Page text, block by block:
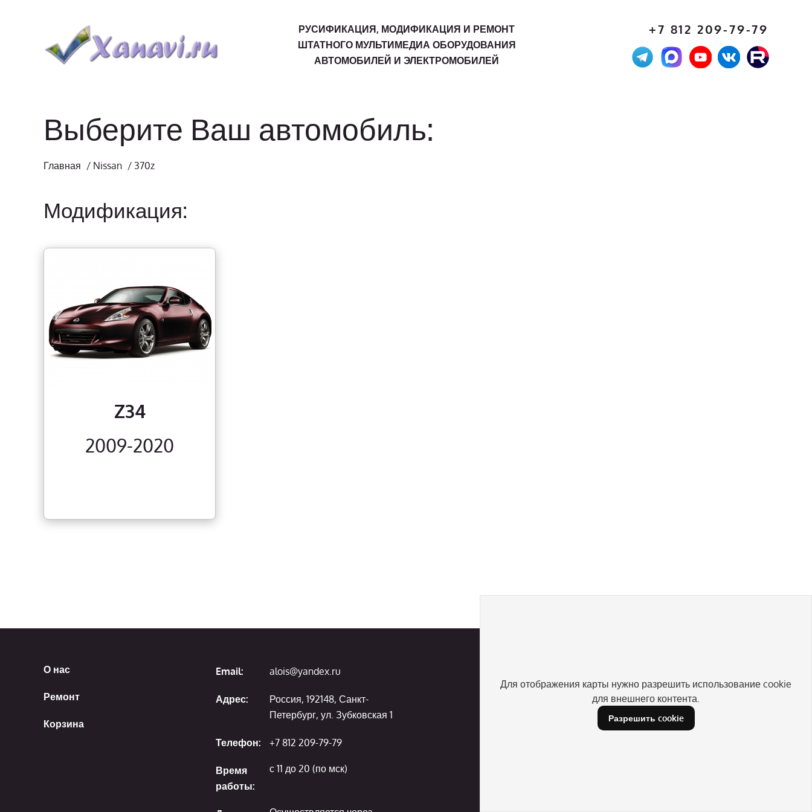
РУСИФИКАЦИЯ, МОДИФИКАЦИЯ И РЕМОНТ
ШТАТНОГО МУЛЬТИМЕДИА ОБОРУДОВАНИЯ
АВТОМОБИЛЕЙ И ЭЛЕКТРОМОБИЛЕЙ
+7 812 209-79-79
Выберите Ваш автомобиль:
Главная / Nissan / 370z
Модификация:
Z34
2009-2020
О нас
Ремонт
Корзина
Email: alois@yandex.ru
Адрес:
Россия, 192148, Санкт-
Петербург, ул. Зубковская 1
Телефон: +7 812 209-79-79
Время
работы:
с 11 до 20 (по мск)
Для отображения карты нужно разрешить использование cookie
для внешнего контента.
Разрешить cookie